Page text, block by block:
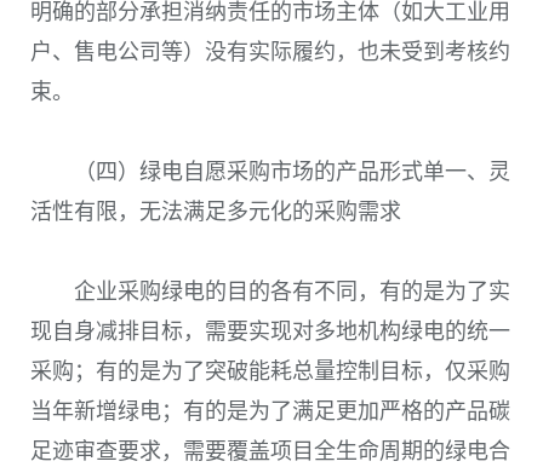
明确的部分承担消纳责任的市场主体 （如大工业用
户、售电公司等） 没有实际履约，也未受到考核约
束。
（四）绿电自愿采购市场的产品形式单一、灵
活性有限，无法满足多元化的采购需求
企业采购绿电的目的各有不同，有的是为了实
现自身减排目标，需要实现对多地机构绿电的统一
采购；有的是为了突破能耗总量控制目标，仅采购
当年新增绿电；有的是为了满足更加严格的产品碳
足迹审查要求，需要覆盖项目全生命周期的绿电合